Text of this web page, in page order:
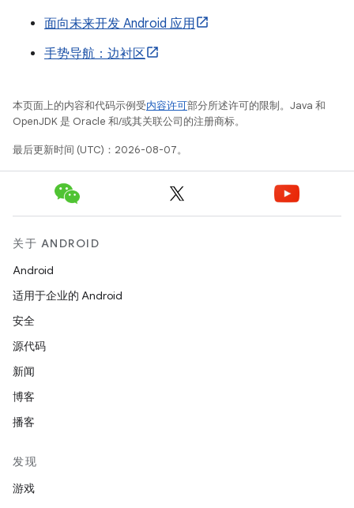
面向未来开发 Android 应用
手势导航：边衬区
本页面上的内容和代码示例受内容许可部分所述许可的限制。Java 和
OpenJDK 是 Oracle 和/或其关联公司的注册商标。
最后更新时间 (UTC)：2026-08-07。
关于 ANDROID
Android
适用于企业的 Android
安全
源代码
新闻
博客
播客
发现
游戏